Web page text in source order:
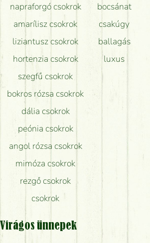
napraforgó csokrok
amarílisz csokrok
liziantusz csokrok
hortenzia csokrok
szegfű csokrok
bokros rózsa csokrok
dália csokrok
peónia csokrok
angol rózsa csokrok
mimóza csokrok
rezgő csokrok
csokrok
bocsánat
csakúgy
ballagás
luxus
Virágos ünnepek